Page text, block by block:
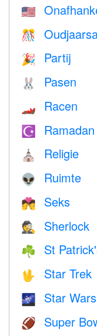
🇺🇸
🎊
🎉 Partij
🐰 Pasen
🏎 Racen
☪️ Ramadan
⛪️ Religie
👽 Ruimte
💏 Seks
🕵️ Sherlock
☘️ St
🖖 Star Trek
🌌 Star Wars
🏈 Super